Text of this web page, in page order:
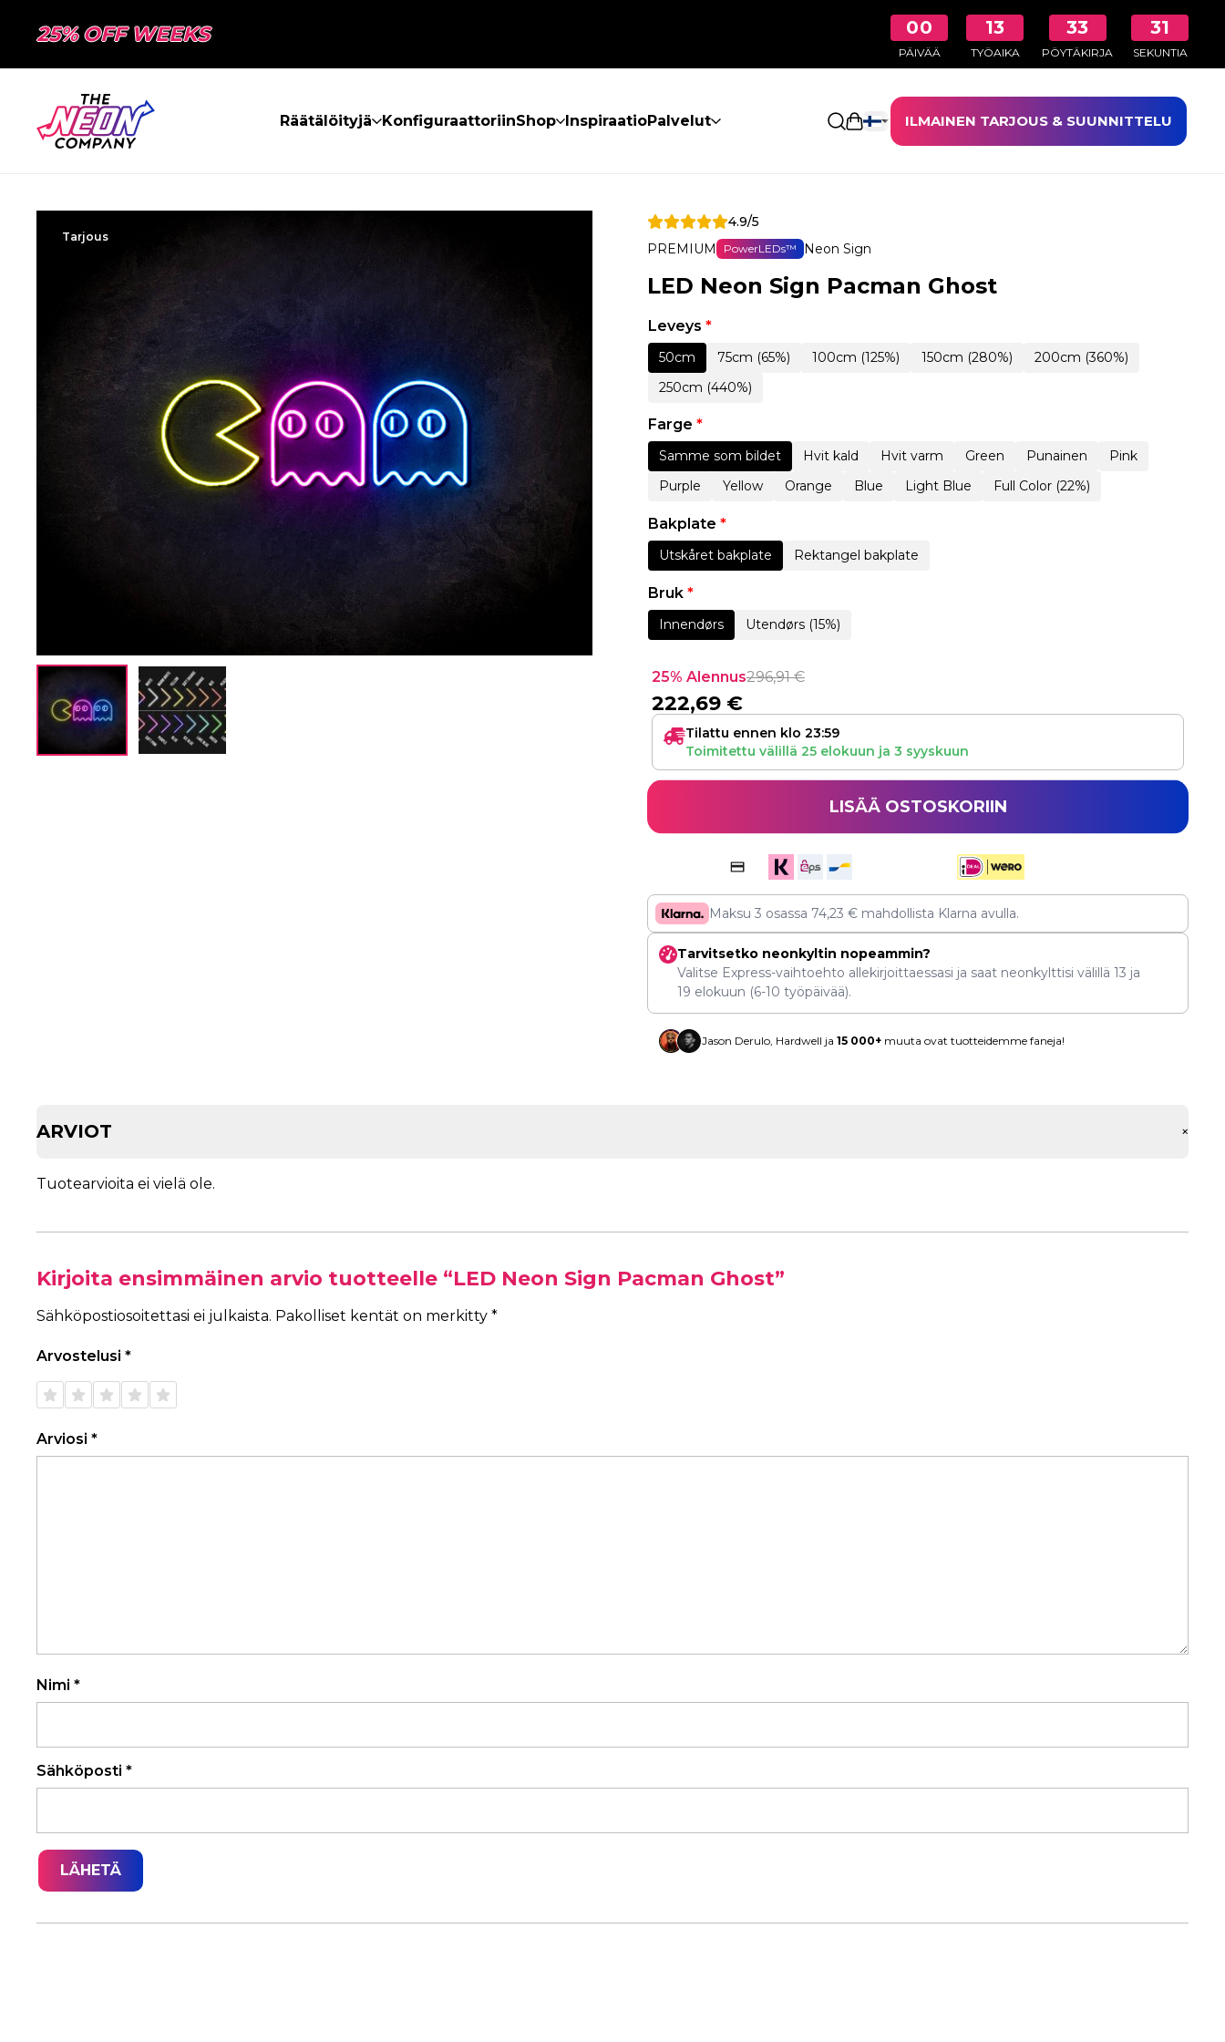
25% OFF WEEKS 00
PÄIVÄÄ
13
TYÖAIKA
33
PÖYTÄKIRJA
30
SEKUNTIA
Räätälöityjä KonfiguraattoriinShop InspiraatioPalvelut Avaa ostoskoriILMAINEN TARJOUS & SUUNNITTELU
Tarjous
4.9/5
PREMIUM
PowerLEDs™ Neon Sign
LED Neon Sign Pacman Ghost
Leveys *
50cm 75cm (65%) 100cm (125%) 150cm (280%)
200cm (360%)
250cm (440%)
Farge *
Samme som bildet Hvit kald Hvit varm Green Punainen
Pink
Purple
Yellow Orange Blue Light Blue Full Color (22%)
Bakplate *
Utskåret bakplate Rektangel bakplate
Bruk *
Innendørs Utendørs (15%)
25% Alennus296,91€
222,69 €
Tilattu ennen klo 23:59
Toimitettu välillä 25 elokuun ja 3 syyskuun
LISÄÄ OSTOSKORIIN
Maksu 3 osassa 74,23€ mahdollista Klarna avulla.
Tarvitsetko neonkyltin nopeammin?
Valitse Express-vaihtoehto allekirjoittaessasi ja saat neonkylttisi välillä 13 ja
19 elokuun (6-10 työpäivää).
Jason Derulo, Hardwell ja 15 000+muuta ovat tuotteidemme faneja!
ARVIOT +
Tuotearvioita ei vielä ole.
Kirjoita ensimmäinen arvio tuotteelle “LED Neon Sign Pacman Ghost”
Sähköpostiosoitettasi ei julkaista. Pakolliset kentät on merkitty *
Arvostelusi *
1/5
tähteä
2/5
tähteä
3/5
tähteä
4/5
tähteä
5/5
tähteä
Arviosi *
Nimi *
Sähköposti *